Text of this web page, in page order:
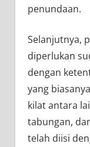
penundaan.
Selanjutnya,
diperlukan
dengan
yang
kilat antara
tabungan,
telah diisi